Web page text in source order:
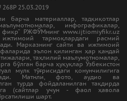
268Р 25.03.2019
барча материаллар, тадқиқотлар
инфографикалар,
фикр” РЖФЎМнинг www.ijtiomiyfikr.uz
тармоқлардаги расмий
Марказнинг сайти ва ижтимоий
эълон қилинган ҳар қандай
таҳлилий маълумотномалар,
бўлган барча ҳуқуқлар Ўзбекистон
мулк тўғрисидаги қонунчилигига
Матнли, фото, аудио ва
турда фойдаланилган тақдирда
(сайтлар учун - фаол ҳавола
шарт.